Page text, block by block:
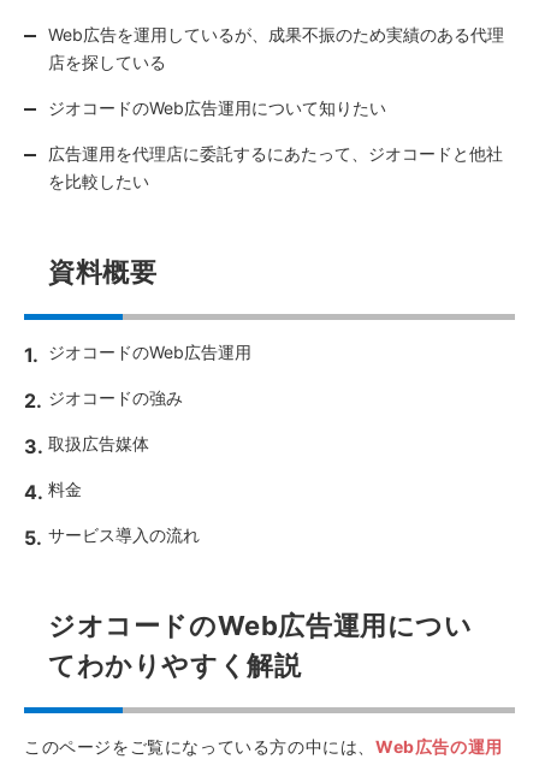
Web広告を運用しているが、成果不振のため実績のある代理
店を探している
ジオコードのWeb広告運用について知りたい
広告運用を代理店に委託するにあたって、ジオコードと他社
を比較したい
資料概要
ジオコードのWeb広告運用
ジオコードの強み
取扱広告媒体
料金
サービス導入の流れ
ジオコードのWeb広告運用につい
てわかりやすく解説
このページをご覧になっている方の中には、 Web広告の運用